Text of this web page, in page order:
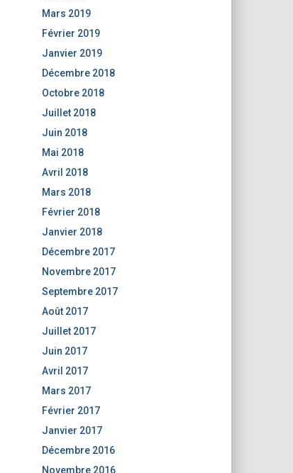
Mars 2019
Février 2019
Janvier 2019
Décembre 2018
Octobre 2018
Juillet 2018
Juin 2018
Mai 2018
Avril 2018
Mars 2018
Février 2018
Janvier 2018
Décembre 2017
Novembre 2017
Septembre 2017
Août 2017
Juillet 2017
Juin 2017
Avril 2017
Mars 2017
Février 2017
Janvier 2017
Décembre 2016
Novembre 2016